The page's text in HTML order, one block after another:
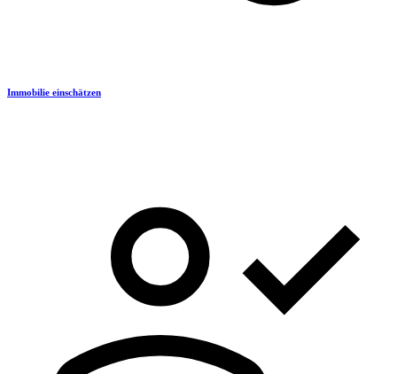
Immobilie einschätzen